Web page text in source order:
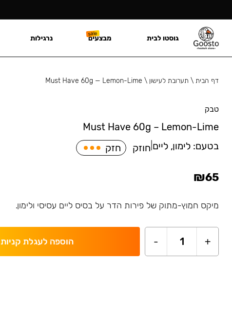
דף הבית\ תערובת לעישון \
Must Have 60g — Lemon-Lime
טבק
Must Have 60g – Lemon-Lime
בטעם: לימון, ליים חוזק חזק
₪65
מיקס חמוץ-מתוק של פירות הדר על בסיס ליים עסיסי ולימון.
+
1
- הוספה לעגלת קניות
גוסטו לבית מבצעים נרגילות